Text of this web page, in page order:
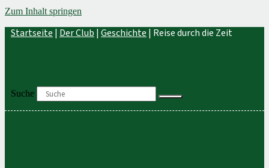
Zum Inhalt springen
Startseite | Der Club | Geschichte | Reise durch die Zeit
Suche